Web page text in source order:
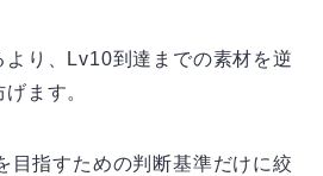
り、Lv10到達までの素材を逆
ます。
目指すための判断基準だけに絞